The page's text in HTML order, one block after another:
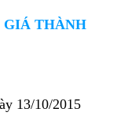
GIÁ THÀNH
13/10/2015